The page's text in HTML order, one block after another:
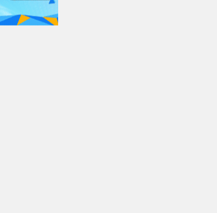
第08集